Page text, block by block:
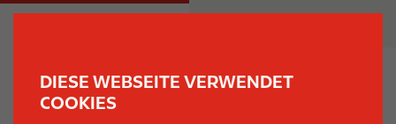
DIESE WEBSEITE VERWENDET
COOKIES
M